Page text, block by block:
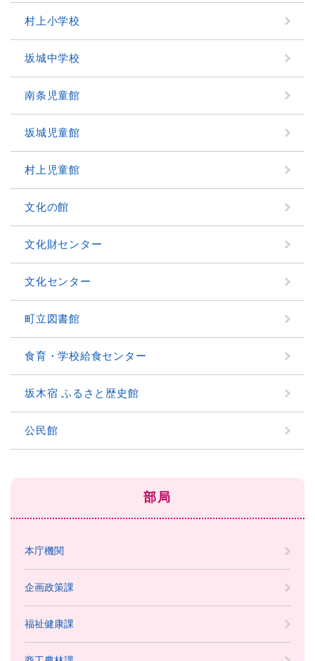
村上小学校
坂城中学校
南条児童館
坂城児童館
村上児童館
文化の館
文化財センター
文化センター
町立図書館
食育・学校給食センター
坂木宿 ふるさと歴史館
公民館
部局
本庁機関
企画政策課
福祉健康課